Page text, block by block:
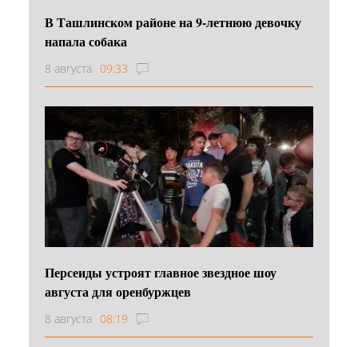
В Ташлинском районе на 9-летнюю девочку
напала собака
8 августа 09:33
Персеиды устроят главное звездное шоу
августа для оренбуржцев
8 августа 08:19